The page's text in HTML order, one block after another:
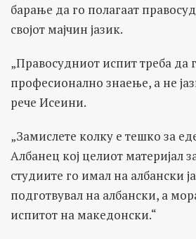
барање да го полагаат
својот мајчин јазик.
„Правосудниот испит треба да
професионално знаење, а не
рече Исеини.
„Замислете колку е тешко за
Албанец кој целиот материјал
студиите го имал на албански
подготвувал на албански, а
испитот на македонски.“